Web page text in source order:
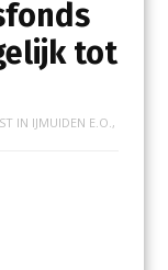
tot
IN IJMUIDEN E.O. ,